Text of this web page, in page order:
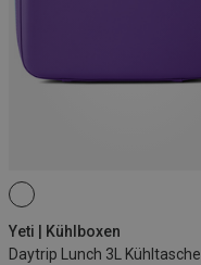
Yeti | Kühlboxen
Daytrip Lunch 3L Kühltasche
3L